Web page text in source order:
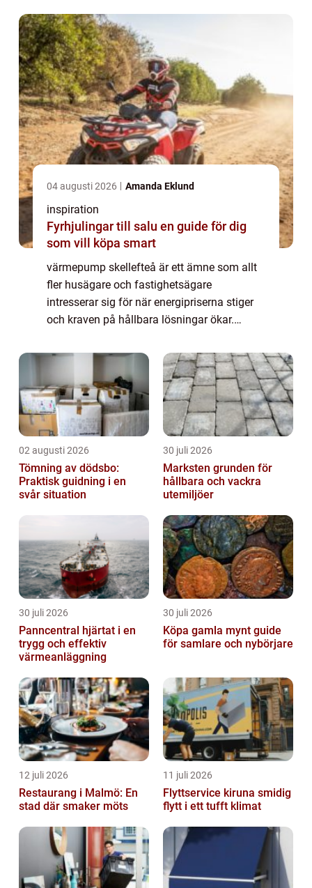
livslängd utan ...
04 augusti 2026 Amanda Eklund
inspiration
Fyrhjulingar till salu en guide för dig
som vill köpa smart
värmepump skellefteå är ett ämne som allt
fler husägare och fastighetsägare
intresserar sig för när energipriserna stiger
och kraven på hållbara lösningar ökar.
värme, lägre driftskostnader och lång
02 augusti 2026
Tömning av dödsbo:
Praktisk guidning i en
svår situation
30 juli 2026
Marksten grunden för
hållbara och vackra
utemiljöer
30 juli 2026
Panncentral hjärtat i en
trygg och effektiv
värmeanläggning
30 juli 2026
Köpa gamla mynt guide
för samlare och nybörjare
12 juli 2026
Restaurang i Malmö: En
stad där smaker möts
11 juli 2026
Flyttservice kiruna smidig
flytt i ett tufft klimat